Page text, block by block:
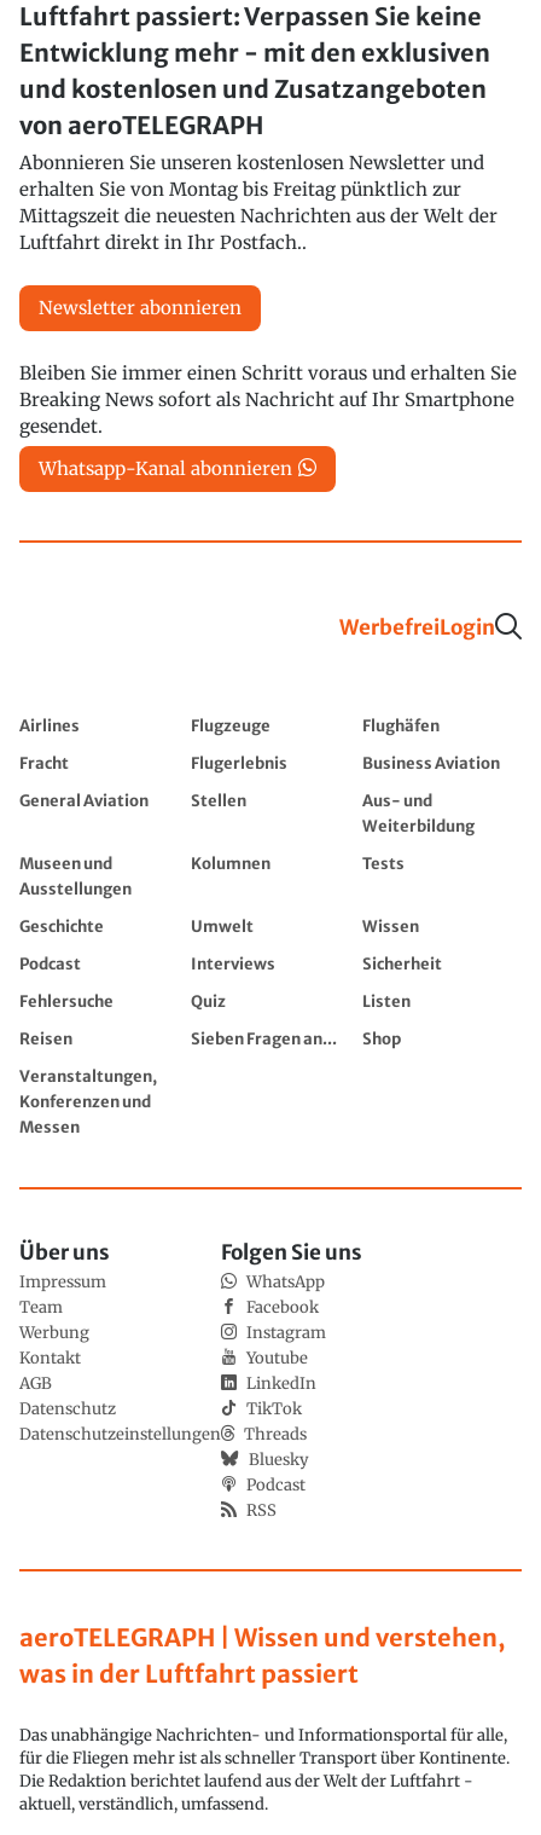
Luftfahrt passiert: Verpassen Sie keine
Entwicklung mehr - mit den exklusiven
und kostenlosen und Zusatzangeboten
von aeroTELEGRAPH
Abonnieren Sie unseren kostenlosen Newsletter und
erhalten Sie von Montag bis Freitag pünktlich zur
Mittagszeit die neuesten Nachrichten aus der Welt der
Luftfahrt direkt in Ihr Postfach..
Newsletter abonnieren
Bleiben Sie immer einen Schritt voraus und erhalten Sie
Breaking News sofort als Nachricht auf Ihr Smartphone
gesendet.
Whatsapp-Kanal abonnieren
WerbefreiLogin
Airlines Flugzeuge
Flughäfen
Fracht
Flugerlebnis
Business Aviation
General Aviation
Stellen
Aus- und
Weiterbildung
Museen und
Ausstellungen
Kolumnen Tests
Geschichte Umwelt
Wissen
Podcast
Interviews
Sicherheit
Fehlersuche
Quiz
Listen
Reisen
Sieben Fragen an...
Shop
Veranstaltungen,
Konferenzen und
Messen
aeroTELEGRAPH | Wissen und verstehen,
was in der Luftfahrt passiert
Das unabhängige Nachrichten- und Informationsportal für alle,
für die Fliegen mehr ist als schneller Transport über Kontinente.
Die Redaktion berichtet laufend aus der Welt der Luftfahrt -
aktuell, verständlich, umfassend.
Über uns
Impressum
Team
Werbung
Kontakt
AGB
Datenschutz
Datenschutzeinstellungen
Folgen Sie uns
WhatsApp
Facebook
Instagram
Youtube
LinkedIn
TikTok
Threads
Bluesky
Podcast
RSS